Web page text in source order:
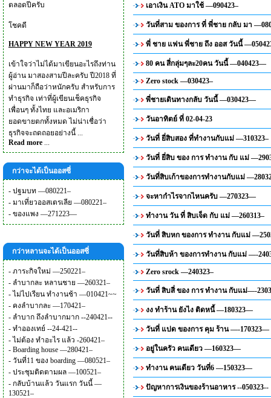
ตลอดปีครับ
โชคดี
HAPPY NEW YEAR 2019
เข้าใจว่าไม่ได้มาเขียนอะไรถึงท่าน
ผู้อ่าน มาสองสามปีละครับ ปี2018 ที่
ผ่านมาก็ถือว่าหนักครับ สำหรับการ
ทำธุรกิจ เท่าที่ผู้เขียนเช็คธุรกิจ
เพื่อนๆ ทั้งไทย และอเมริกา
ยอดขายตกทั้งหมด ไม่น่าเชื่อว่า
ธุรกิจจะถดถอยอย่างนี้ ...
Read more ...
กว่าจะได้เป็นออสซี่
- ปฐมบท —080221–
- มาเที่ยวออสเตรเลีย —080221–
- ของแพง —271223—
กว่าหลานจะได้เป็นออสซี่
- ภาระกิจใหม่ —250221–
- ลำบากละ หลานชาย —260321–
- ไม่ไปเรียน ทำงานช้า —010421~~
- คงลำบากละ —170421–
- ลำบาก ถึงลำบากมาก --240421--
- ทำอองเทย์ --24-421--
- ไม่ต้อง ทำอะไร แล้ว -260421–
- Boarding house —280421–
- วันที่11 ของ boarding —080521–
- ประชุมติดตามผล —100521–
- กลับบ้านแล้ว วันแรก วันนี้ —
130521–
เอาเงิน ATO มาใช้ —090423–
วันที่สาม ของการ ที่ พี่ชาย กลับ มา
พี่ ชาย แฟน พี่ชาย ถึง ออส วันนี้
80 คน สี่กลุ่มๆละ20คน วันนี้ —040423—
Zero stock —030423–
พี่ชายเดินทางกลับ วันนี้ —030423—
วันอาทิตย์ ที่ 02-04-23
วันที่ ยี่สิบสอง ที่ทำงานกับแม่ —310323–
วันที่ ยี่สิบ ของ การ ทำงาน กับ แม่
วันที่สิบเก้าของการทำงานกับแม่
จะหากำไรจากไหนครับ —270323—
ทำงาน วัน ที่ สิบเจ็ด กับ แม่ —260313–
วันที่ สิบหก ของการ ทำงาน กับแม่
วันที่สิบห้า ของการทำงาน กับแม่ —-
Zero srock —240323–
วันที่ สิบสี่ ของ การ ทำงาน กับแม่—-
งง ทำร้าน ยังไง ติดหนี้ —180323—
วันที่ แปด ของการ คุม ร้าน —-170323—
อยู่ในครัว คนเดียว —160323—
ทำงาน คนเดียว วันที่6 —150323—
ปัญหาการเงินของร้านอาหาร --050323--